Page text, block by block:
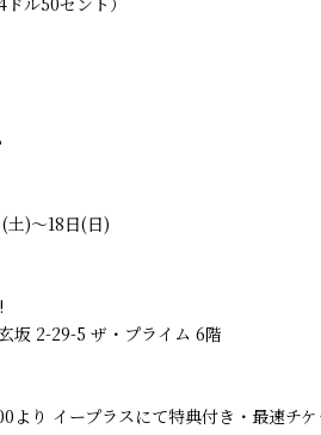
土)～18日(日)
坂 2-29-5 ザ・プライム 6階
より イープラスにて特典付き・最速チ